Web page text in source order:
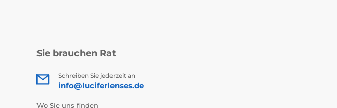
Sie brauchen Rat
Schreiben Sie jederzeit an
info@luciferlenses.de
Wo Sie uns finden